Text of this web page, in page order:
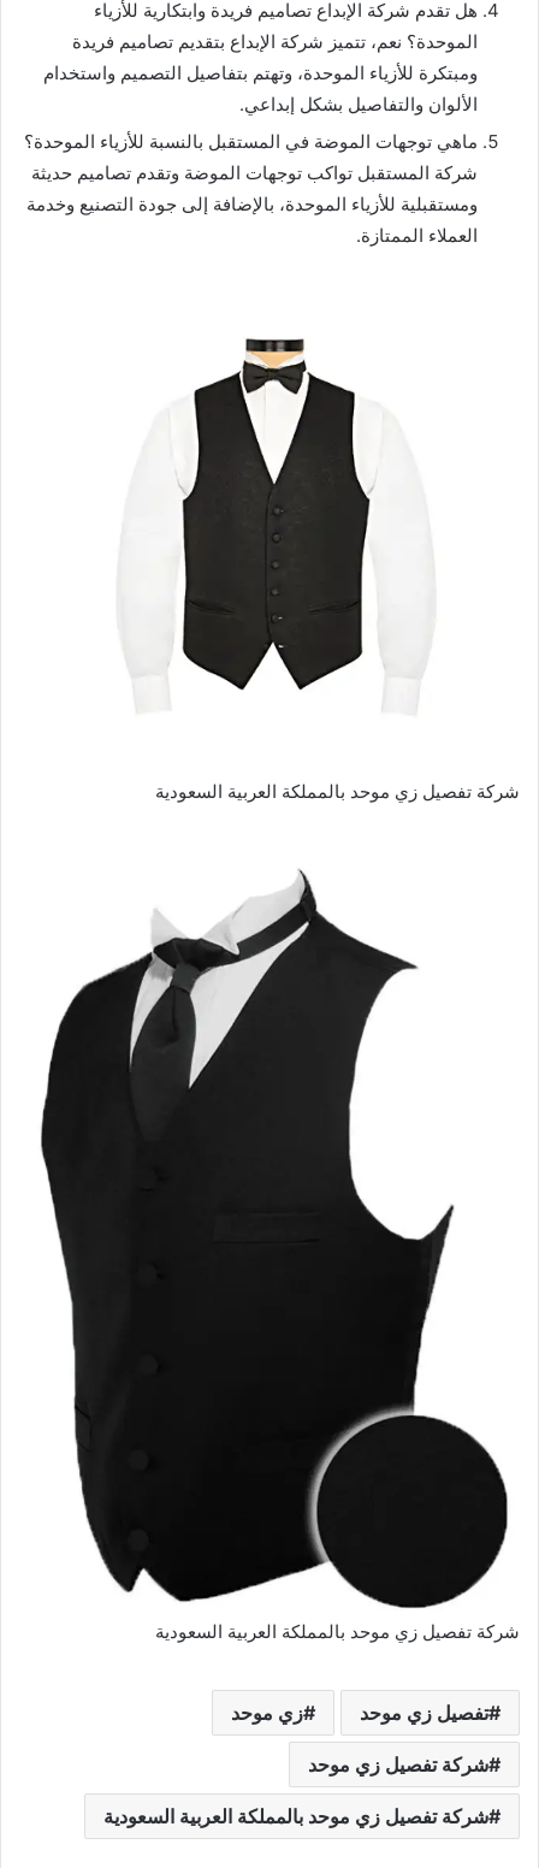
هل تقدم شركة الإبداع تصاميم فريدة وابتكارية للأزياء
الموحدة؟ نعم، تتميز شركة الإبداع بتقديم تصاميم فريدة
ومبتكرة للأزياء الموحدة، وتهتم بتفاصيل التصميم واستخدام
الألوان والتفاصيل بشكل إبداعي.
ماهي توجهات الموضة في المستقبل بالنسبة للأزياء الموحدة؟
شركة المستقبل تواكب توجهات الموضة وتقدم تصاميم حديثة
ومستقبلية للأزياء الموحدة، بالإضافة إلى جودة التصنيع وخدمة
العملاء الممتازة.
شركة تفصيل زي موحد بالمملكة العربية السعودية
شركة تفصيل زي موحد بالمملكة العربية السعودية
تفصيل زي موحد زي موحد
شركة تفصيل زي موحد
شركة تفصيل زي موحد بالمملكة العربية السعودية